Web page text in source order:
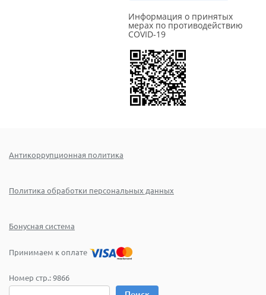
Информация о принятых
мерах по противодействию
COVID-19
Антикоррупционная политика
Политика обработки персональных данных
Бонусная система
Принимаем к оплате
Номер стр.:9866